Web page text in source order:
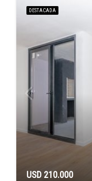
DESTACADA
USD 210.000